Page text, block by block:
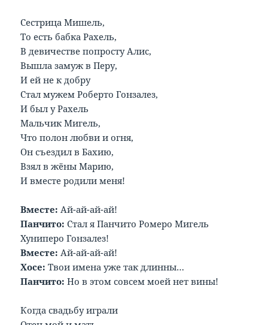
Сестрица Мишель,
То есть бабка Рахель,
В девичестве попросту Алис,
Вышла замуж в Перу,
И ей не к добру
Стал мужем Роберто Гонзалез,
И был у Рахель
Мальчик Мигель,
Что полон любви и огня,
Он съездил в Бахию,
Взял в жёны Марию,
И вместе родили меня!
Вместе: Ай-ай-ай-ай!
Панчито:Стал я Панчито Ромеро Мигель
Хуниперо Гонзалез!
Вместе: Ай-ай-ай-ай!
Хосе:Твои имена уже так длинны…
Панчито:Но в этом совсем моей нет вины!
Когда свадьбу играли